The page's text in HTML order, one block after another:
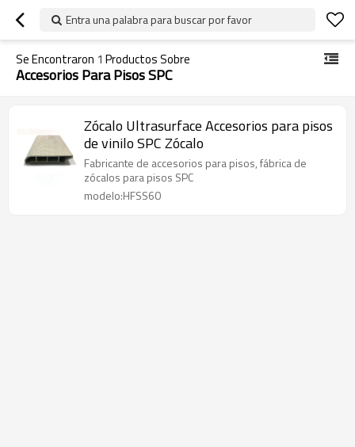
Entra una palabra para buscar por favor
Se Encontraron 1 Productos Sobre
Accesorios Para Pisos SPC
Zócalo Ultrasurface Accesorios para pisos
de vinilo SPC Zócalo
Fabricante de accesorios para pisos, fábrica de
zócalos para pisos SPC
modelo:HFSS60